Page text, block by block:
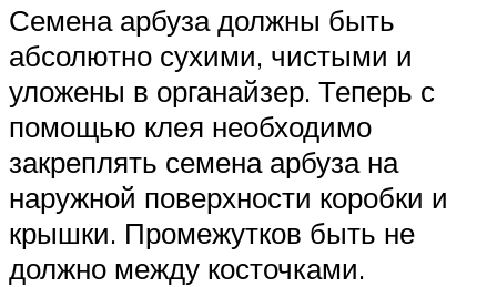
Семена арбуза должны быть
абсолютно сухими, чистыми и
уложены в органайзер. Теперь с
помощью клея необходимо
закреплять семена арбуза на
наружной поверхности коробки и
крышки. Промежутков быть не
должно между косточками.